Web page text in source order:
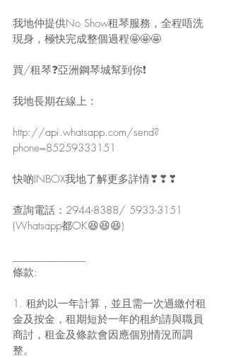
我地仲提供No Show租琴服務，全程唔洗
現身，極快完成整個過程🤩🤩🤩
買/租琴❓亞洲鋼琴城幫到你❗
我地長期在線上：
http://api.whatsapp.com/send?
phone=85259333151
快啲INBOX我地了解更多詳情❣❣❣
查詢電話：2944-8388/ 5933-3151
(Whatsapp都OK😆😆😆)
條款:
1. 租約以一年計算，並且需一次過繳付租
金及按金，租期短於一年的租約請與職員
商討，租金及條款會因應個別情況而調
整。